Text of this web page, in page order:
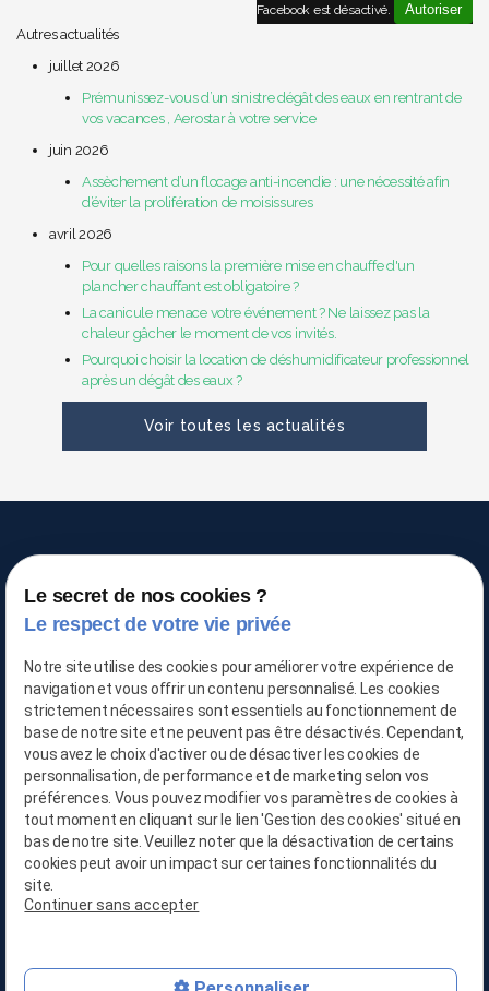
Facebook est désactivé.
Autoriser
Autres actualités
juillet 2026
Prémunissez-vous d’un sinistre dégât des eaux en rentrant de
vos vacances , Aerostar à votre service
juin 2026
Assèchement d’un flocage anti-incendie : une nécessité afin
d’éviter la prolifération de moisissures
avril 2026
Pour quelles raisons la première mise en chauffe d'un
plancher chauffant est obligatoire ?
La canicule menace votre événement ? Ne laissez pas la
chaleur gâcher le moment de vos invités.
Pourquoi choisir la location de déshumidificateur professionnel
après un dégât des eaux ?
Voir toutes les actualités
TRAITEMENT DE L'AIR
03 66 88 25 06
06 21 65 28 29
contact@location-deshumidificateur-59.com
59800 LILLE
Le secret de nos cookies ?
Le respect de votre vie privée
Notre site utilise des cookies pour améliorer votre expérience de
navigation et vous offrir un contenu personnalisé. Les cookies
strictement nécessaires sont essentiels au fonctionnement de
base de notre site et ne peuvent pas être désactivés. Cependant,
vous avez le choix d'activer ou de désactiver les cookies de
personnalisation, de performance et de marketing selon vos
préférences. Vous pouvez modifier vos paramètres de cookies à
tout moment en cliquant sur le lien 'Gestion des cookies' situé en
bas de notre site. Veuillez noter que la désactivation de certains
cookies peut avoir un impact sur certaines fonctionnalités du
site.
Continuer sans accepter